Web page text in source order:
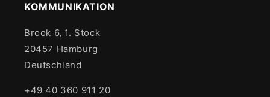
KOMMUNIKATION
Brook 6, 1. Stock
20457 Hamburg
Deutschland
+49 40 360 911 20